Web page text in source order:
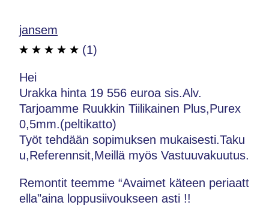
jansem
(1)
Hei
Urakka hinta 19 556 euroa sis.Alv.
Tarjoamme Ruukkin Tiilikainen Plus,Purex
0,5mm.(peltikatto)
Työt tehdään sopimuksen mukaisesti.Taku
u,Referennsit,Meillä myös Vastuuvakuutus.
Remontit teemme “Avaimet käteen periaatt
ella"aina loppusiivoukseen asti !!